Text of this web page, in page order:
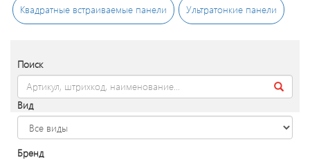
изделия
Уличное
освещение
Электроустановочные
изделия
Квадратные встраиваемые панели Ультратонкие панели
Поиск
Вид
Бренд